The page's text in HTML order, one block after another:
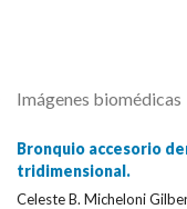
Imágenes biomédicas
Bronquio accesorio
tridimensional.
Celeste B. Micheloni